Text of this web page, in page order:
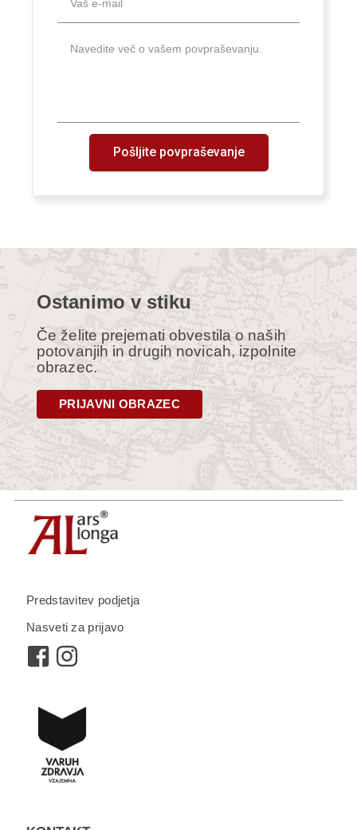
Pošljite povpraševanje
Ostanimo v stiku
Če želite prejemati obvestila o naših
potovanjih in drugih novicah, izpolnite
obrazec.
PRIJAVNI OBRAZEC
Predstavitev podjetja
Nasveti za prijavo